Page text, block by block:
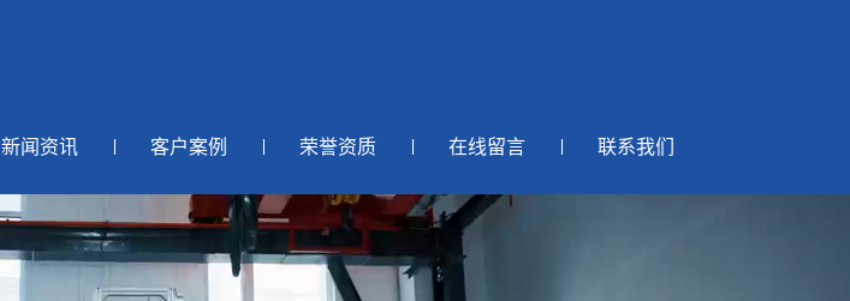
新闻资讯 客户案例 荣誉资质 在线留言 联系我们